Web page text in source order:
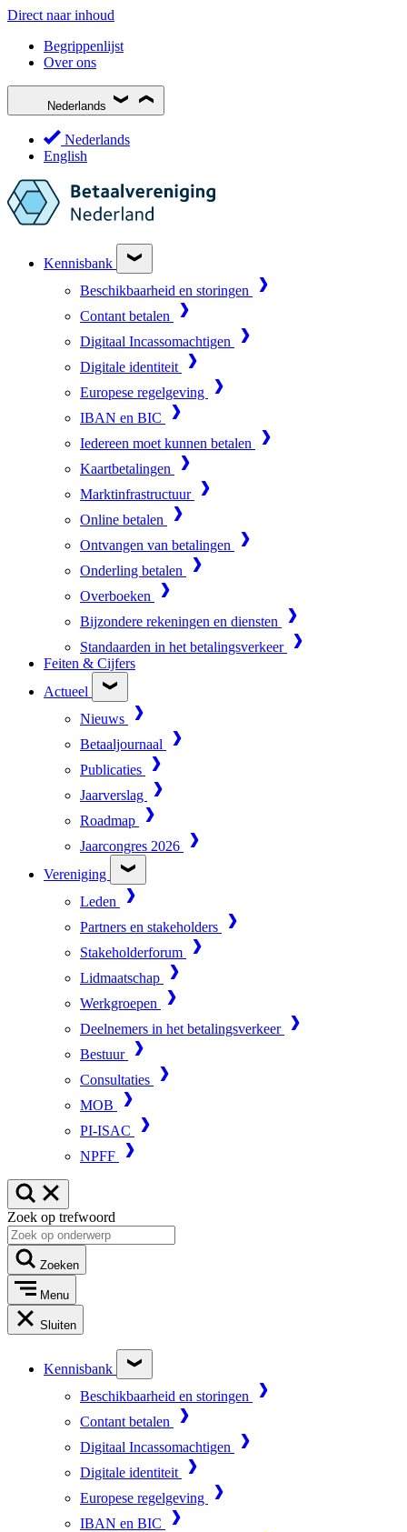
Direct naar inhoud
Begrippenlijst
Over ons
Nederlands
Nederlands
English
Kennisbank
Beschikbaarheid en storingen
Contant betalen
Digitaal Incassomachtigen
Digitale identiteit
Europese regelgeving
IBAN en BIC
Iedereen moet kunnen betalen
Kaartbetalingen
Marktinfrastructuur
Online betalen
Ontvangen van betalingen
Onderling betalen
Overboeken
Bijzondere rekeningen en diensten
Standaarden in het betalingsverkeer
Feiten & Cijfers
Actueel
Nieuws
Betaaljournaal
Publicaties
Jaarverslag
Roadmap
Jaarcongres 2026
Vereniging
Leden
Partners en stakeholders
Stakeholderforum
Lidmaatschap
Werkgroepen
Deelnemers in het betalingsverkeer
Bestuur
Consultaties
MOB
PI-ISAC
NPFF
Zoek op trefwoord
Zoeken
Menu
Sluiten
Kennisbank
Beschikbaarheid en storingen
Contant betalen
Digitaal Incassomachtigen
Digitale identiteit
Europese regelgeving
IBAN en BIC